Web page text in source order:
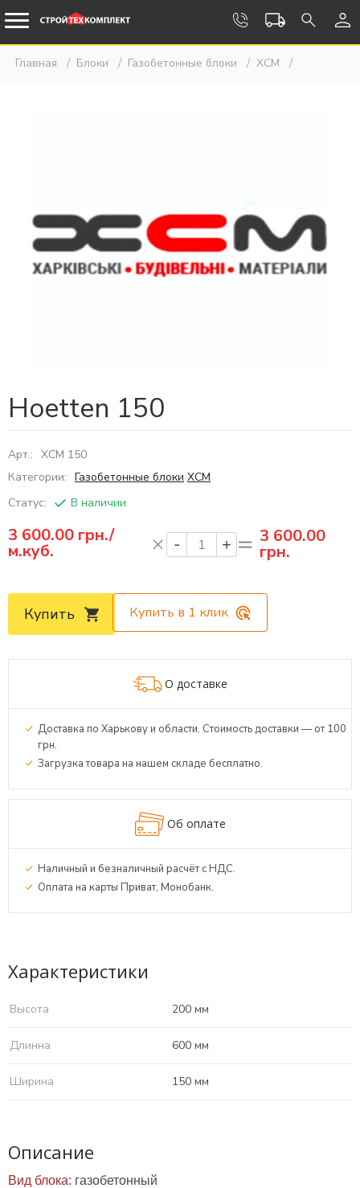
Главная Блоки Газобетонные блоки ХСМ
Hoetten 150
Арт.: ХСМ 150
Категории: Газобетонные блоки ХСМ
Статус:
В наличии
3 600.00 грн./
м.куб.
3 600.00
грн.
Купить Купить в 1 клик
О доставке
Доставка по Харькову и области. Стоимость доставки — от 100
грн.
Загрузка товара на нашем складе бесплатно.
Об оплате
Наличный и безналичный расчёт с НДС.
Оплата на карты Приват, Монобанк.
Характеристики
Высота 200 мм
Длинна 600 мм
Ширина 150 мм
Описание
Вид блока: газобетонный